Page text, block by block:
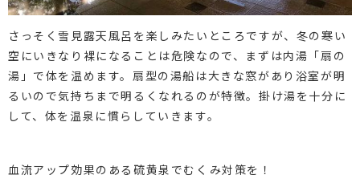
さっそく雪見露天風呂を楽しみたいところですが、冬の寒い
空にいきなり裸になることは危険なので、まずは内湯「扇の
湯」で体を温めます。扇型の湯船は大きな窓があり浴室が明
るいので気持ちまで明るくなれるのが特徴。掛け湯を十分に
して、体を温泉に慣らしていきます。
血流アップ効果のある硫黄泉でむくみ対策を！